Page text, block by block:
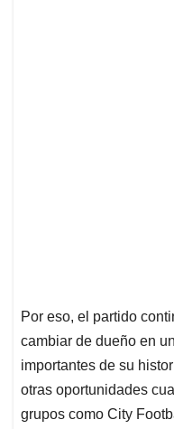
Por eso, el partido
cambiar de dueño en
importantes de su
otras oportunidades
grupos como City